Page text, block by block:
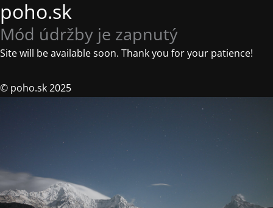
poho.sk
Mód údržby je zapnutý
Site will be available soon. Thank you for your patience!
© poho.sk 2025